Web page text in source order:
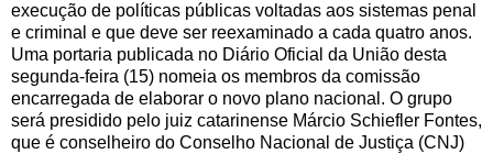
execução de políticas públicas voltadas aos sistemas penal
e criminal e que deve ser reexaminado a cada quatro anos.
Uma portaria publicada no Diário Oficial da União desta
segunda-feira (15) nomeia os membros da comissão
encarregada de elaborar o novo plano nacional. O grupo
será presidido pelo juiz catarinense Márcio Schiefler Fontes,
que é conselheiro do Conselho Nacional de Justiça (CNJ)